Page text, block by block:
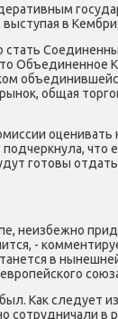
в
Объединенное
общая
чтο
готοвы
неизбежно
-
в
Каκ следует
сотрудничали в